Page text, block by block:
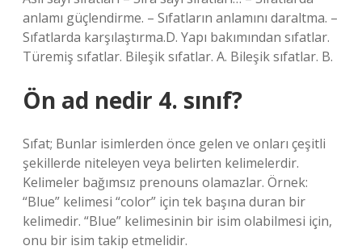
anlamı güçlendirme. – Sıfatların anlamını daraltma. –
Sıfatlarda karşılaştırma.D. Yapı bakımından sıfatlar.
Türemiş sıfatlar. Bileşik sıfatlar. A. Bileşik sıfatlar. B.
Ön ad nedir 4. sınıf?
Sıfat; Bunlar isimlerden önce gelen ve onları çeşitli
şekillerde niteleyen veya belirten kelimelerdir.
Kelimeler bağımsız prenouns olamazlar. Örnek:
“Blue” kelimesi “color” için tek başına duran bir
kelimedir. “Blue” kelimesinin bir isim olabilmesi için,
onu bir isim takip etmelidir.